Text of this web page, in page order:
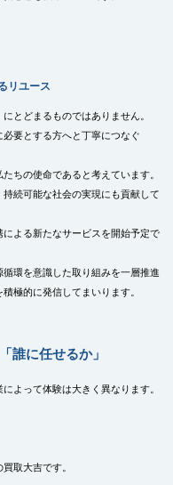
リユース
とどまるものではありません。
要とする方へと丁寧につなぐ
ちの使命であると考えています。
続可能な社会の実現にも貢献して
よる新たなサービスを開始予定で
環を意識した取り組みを一層推進
極的に発信してまいります。
誰に任せるか」
よって体験は大きく異なります。
取大吉です。